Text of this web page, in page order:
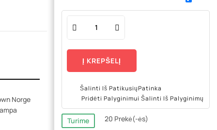
Į KREPŠELĮ
Šalinti Iš PatikusiųPatinka
Pridėti Palyginimui Šalinti Iš Palyginimų
Turime 20 Prekė(-ės)
Norge